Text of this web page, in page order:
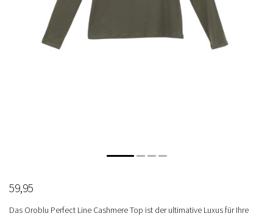
59,95
Das Oroblu Perfect Line Cashmere Top ist der ultimative Luxus für Ihre